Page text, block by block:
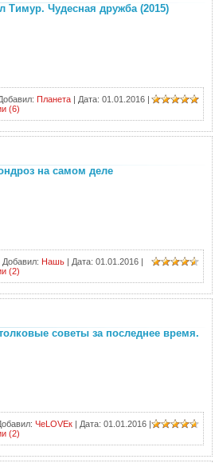
Тимур. Чудесная дружба (2015)
Планета| Дата: 01.01.2016 |
(6)
на самом деле
Добавил: Нашь| Дата: 01.01.2016 |
(2)
советы за последнее время.
ЧеLOVEк | Дата: 01.01.2016 |
(2)